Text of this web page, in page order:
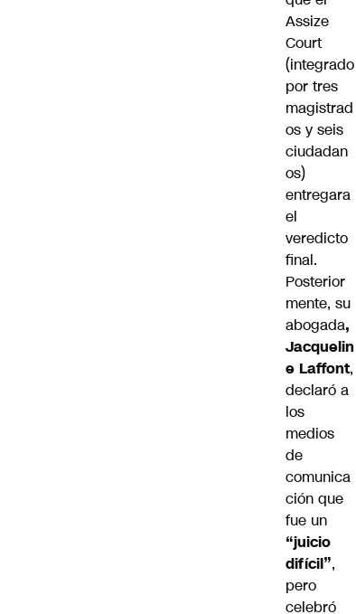
Assize
Court
(integrado
por tres
magistrad
os y seis
ciudadan
os)
entregara
el
veredicto
final.
Posterior
mente, su
abogada,
Jacquelin
e Laffont,
declaró a
los
medios
de
comunica
ción que
fue un
“juicio
difícil”,
pero
celebró